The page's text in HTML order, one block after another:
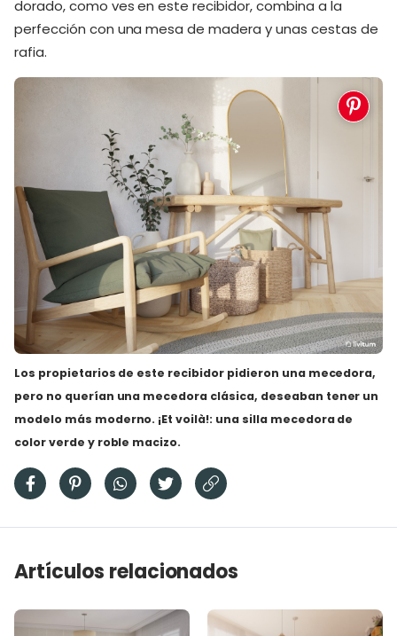
dorado, como ves en este recibidor, combina a la
perfección con una mesa de madera y unas cestas de
rafia.
Los propietarios de este recibidor pidieron una mecedora,
pero no querían una mecedora clásica, deseaban tener un
modelo más moderno. ¡Et voilà!: una silla mecedora de
color verde y roble macizo.
Artículos relacionados